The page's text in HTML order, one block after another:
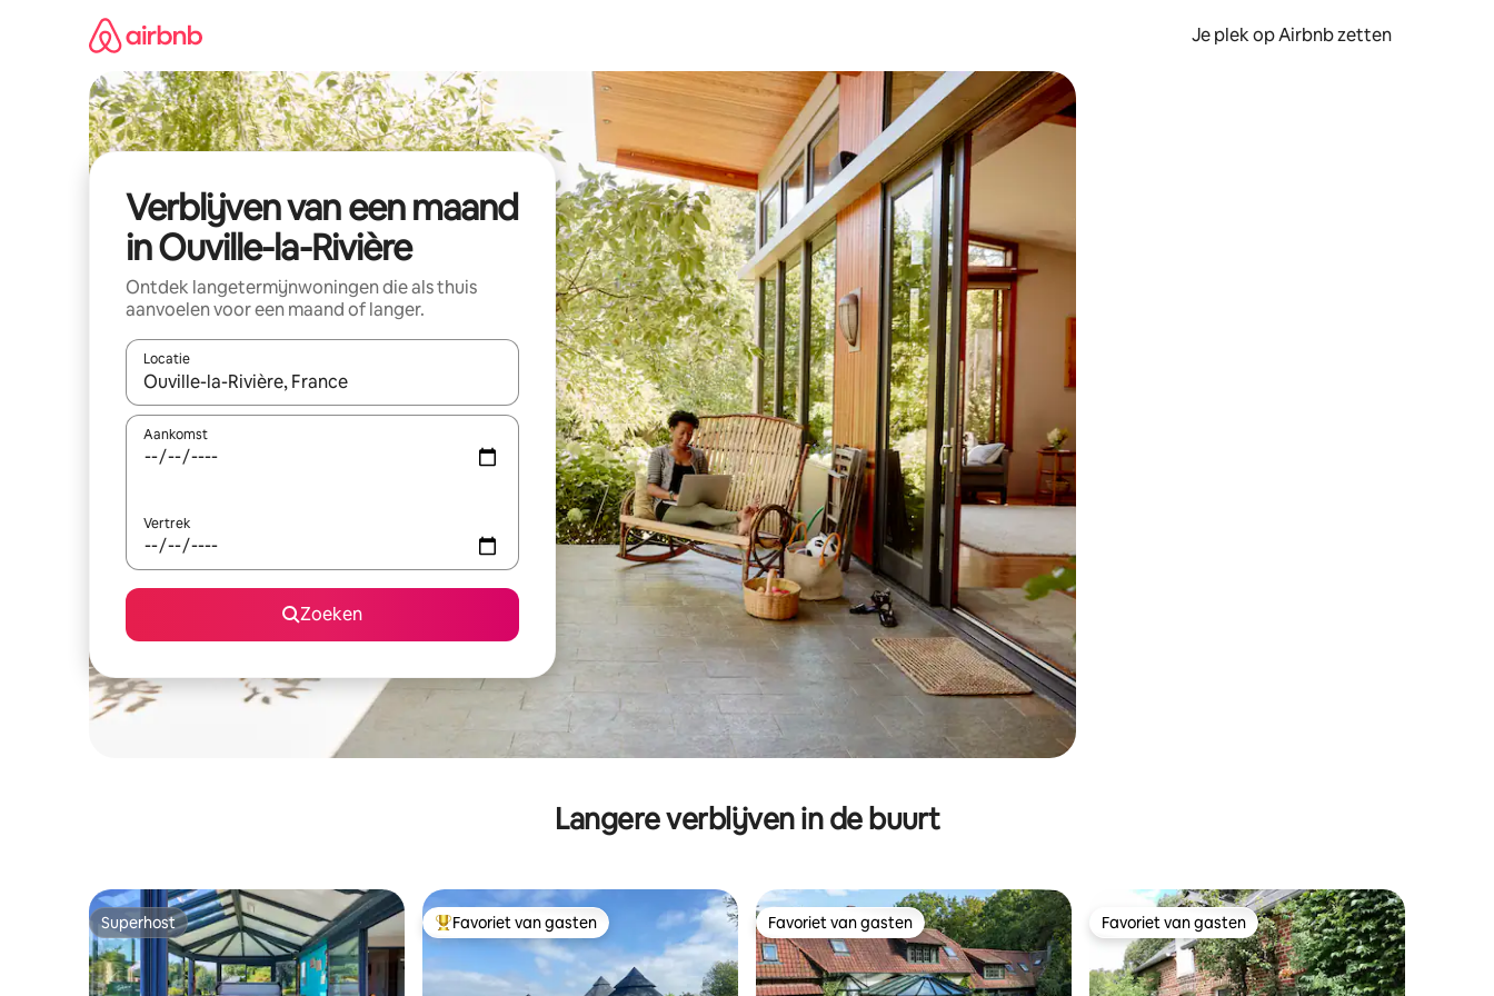
Je plek op Airbnb zetten
Verblijven van een maand
in Ouville-la-Rivière
Ontdek langetermijnwoningen die als thuis
aanvoelen voor een maand of langer.
Locatie
Wanneer er resultaten beschikbaar zijn, maak je een keuze met je de pijltjestoetsen omhoog en omlaag, óf door te tikken of swipen.
Aankomst
Vertrek
Zoeken
Langere verblijven in de buurt
Superhost
Superhost Topfavoriet van gasten
Favoriet van gasten Favoriet van gasten
Favoriet van gasten Favoriet van gasten
Favoriet van gasten